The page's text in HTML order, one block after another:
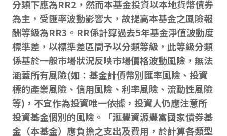
分類下應為RR2，然而本基金投資以本地貨幣債券
為主，受匯率波動影響大，故提高本基金之風險報
酬等級為RR3。RR係計算過去5年基金淨值波動度
標準差，以標準差區間予以分類等級，此等級分類
係基於一般巿場狀況反映巿場價格波動風險，無法
涵蓋所有風險(如：基金計價幣別匯率風險、投資
標的產業風險、信用風險、利率風險、流動性風險
等)，不宜作為投資唯一依據，投資人仍應注意所
投資基金個別的風險。「滙豐資源豐富國家債券基
金（本基金）應負擔之支出及費用，於計算各類型